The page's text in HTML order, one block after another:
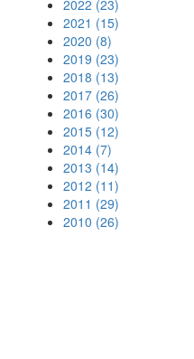
2022 (23)
2021 (15)
2020 (8)
2019 (23)
2018 (13)
2017 (26)
2016 (30)
2015 (12)
2014 (7)
2013 (14)
2012 (11)
2011 (29)
2010 (26)